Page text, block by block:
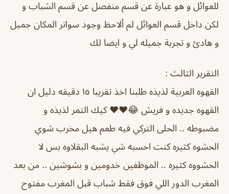
للعوائل و هو عبارة عن قسم منفصل عن قسم الشباب و
لكن داخل قسم العوائل لم ألاحظ وجود سواتر المكان جميل
و هادئ و تجربة جميله لي و ايضا لك
التقرير الثالث :
القهوه العربية لذيذه طلبنا اخذ تقريبا ١٥ دقيقه دليل ان
القهوه جديده و فريش 😂♥️♥️ كيك التمر لذيذه و
مضبوطه .. الحلى التركي فيه طعم هيل مخرب شوي
الحشوه كثيره كنت احسبه شي يشبه البقلاوه بس لا
الحشووه كثيره .. الموظفين خدومين و بشوشين .. من بعد
المغرب الدور اللي فوق فقط شباب قبل المغرب مفتوح